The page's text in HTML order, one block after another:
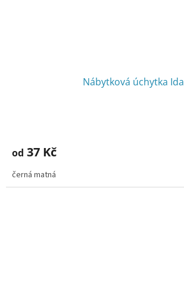
Nábytková úchytka Ida
od 37 Kč
černá matná